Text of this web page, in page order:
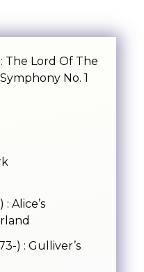
The Lord Of The
No. 1
Alice’s
) : Gulliver’s